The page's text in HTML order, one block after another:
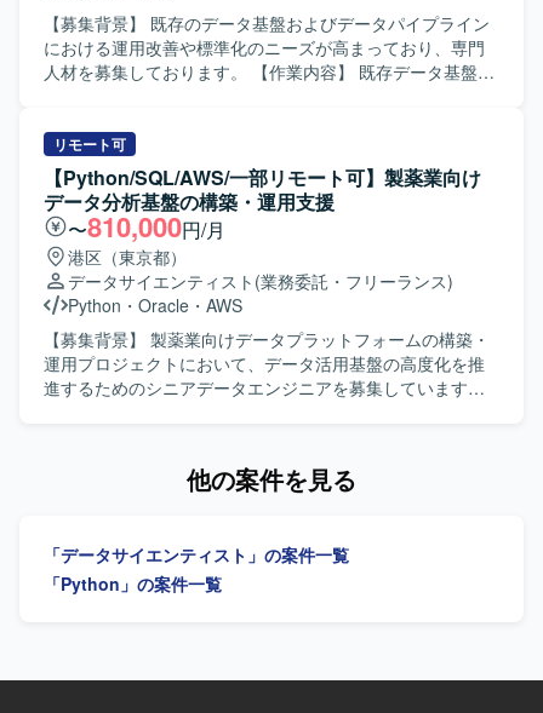
運用・開発を通じてサービス改善に貢献できるポジション
です。 データ分析の上流から下流まで一貫して関わること
で、技術力とドメイン知識の双方を高めていただけます。
の運用・構築を行います。 CI/CDツールとしてJenkinsや
GitHub Actions、プロジェクト管理ツールとしてJiraなどを
利用します。
【募集背景】 既存のデータ基盤およびデータパイプライン
における運用改善や標準化のニーズが高まっており、専門
人材を募集しております。 【作業内容】 既存データ基盤・
ト化、標準化検討まで一貫してご担当いただきます。あわ
せて、成果物のドキュメント整備や共有を進めていただき
ます。 【求める人物像】 一人称で能動的に業務を推進でき
る自走力をお持ちの方を求めております。運用改善や標準
化に主体的に取り組み、関係者と連携しながらドキュメン
ト整備やノウハウ共有を進めていただける方が望ましいで
す。また、自動化や効率化、AI 活用など新しい取り組みに
前向きに取り組んでいただける方を歓迎いたします。 【ポ
ジションの魅力】 データ基盤およびデータパイプラインの
運用改善から標準化検討まで幅広い工程に関わることがで
き、全体最適を意識した改善活動に携わることができま
タ基盤上で、SQL や Python を用いたデータ処理およびデ
いただく想定です。
リモート可
【Python/SQL/AWS/一部リモート可】製薬業向け
データ分析基盤の構築・運用支援
〜810,000円/月
港区（東京都）
データサイエンティスト (業務委託・フリーランス)
Python ・ Oracle ・ AWS
【募集背景】 製薬業向けデータプラットフォームの構築・
運用プロジェクトにおいて、データ活用基盤の高度化を推
進するためのシニアデータエンジニアを募集しています。
きます。SQLを用いた大規模データ処理、データパイプラ
知見を活かしながら、データ活用基盤の高度化を推進して
いただきます。関係者と連携しながらデータ統合およびデ
度化をリードしていただける方を求めています。 【ポジシ
他の案件を見る
「データサイエンティスト」の案件一覧
「Python」の案件一覧